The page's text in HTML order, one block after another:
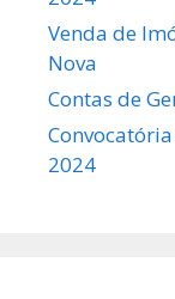
Venda de
Nova
Contas de
2024